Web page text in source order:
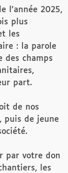
l’année 2025,
plus
les
: la parole
des champs
part.
de nos
puis de jeune
par votre don
les